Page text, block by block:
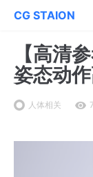
CG STAION
【高清
姿态动
人体相关